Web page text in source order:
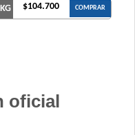
$104.700 COMPRAR
oficial